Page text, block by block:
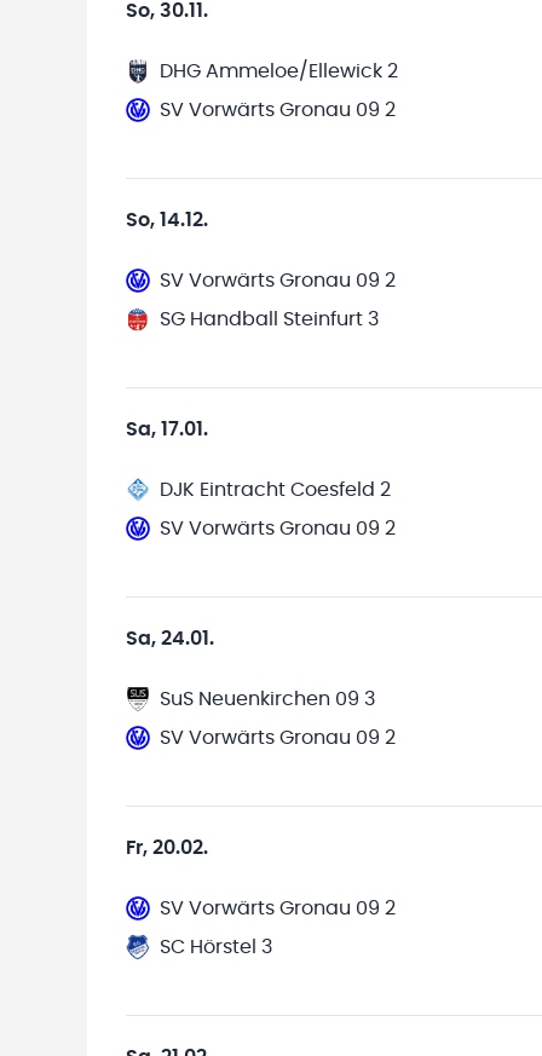
So, 30.11.
DHG Ammeloe/Ellewick 2
SV Vorwärts Gronau 09 2
So, 14.12.
SV Vorwärts Gronau 09 2
SG Handball Steinfurt 3
Sa, 17.01.
DJK Eintracht Coesfeld 2
SV Vorwärts Gronau 09 2
Sa, 24.01.
SuS Neuenkirchen 09 3
SV Vorwärts Gronau 09 2
Fr, 20.02.
SV Vorwärts Gronau 09 2
SC Hörstel 3